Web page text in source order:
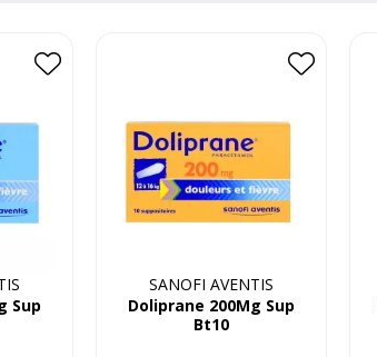
Sup
SANOFI AVENTIS
Doliprane 200Mg Sup
Bt10